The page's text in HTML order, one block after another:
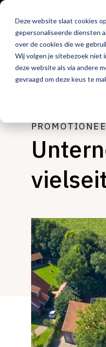
Deze website slaat cookies
gepersonaliseerde diensten
over de cookies die we
Wij volgen je sitebezoek niet
deze website als via andere
gevraagd om deze keus te